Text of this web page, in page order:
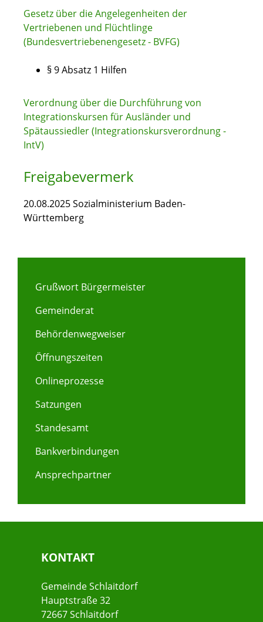
Gesetz über die Angelegenheiten der
Vertriebenen und Flüchtlinge
(Bundesvertriebenengesetz - BVFG)
§ 9 Absatz 1 Hilfen
Verordnung über die Durchführung von
Integrationskursen für Ausländer und
Spätaussiedler (Integrationskursverordnung -
IntV)
Freigabevermerk
20.08.2025 Sozialministerium Baden-
Württemberg
Grußwort Bürgermeister
Gemeinderat
Behördenwegweiser
Öffnungszeiten
Onlineprozesse
Satzungen
Standesamt
Bankverbindungen
Ansprechpartner
KONTAKT
Gemeinde Schlaitdorf
Hauptstraße 32
72667 Schlaitdorf